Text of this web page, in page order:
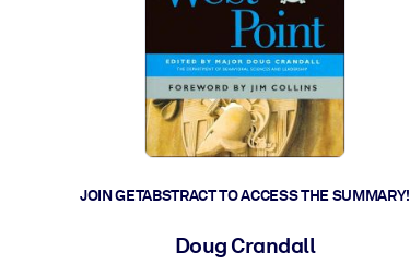
JOIN GETABSTRACT TO ACCESS THE SUMMARY!
Doug Crandall